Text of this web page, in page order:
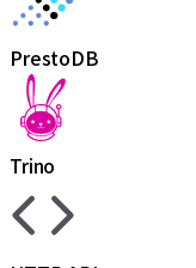
PrestoDB
Trino